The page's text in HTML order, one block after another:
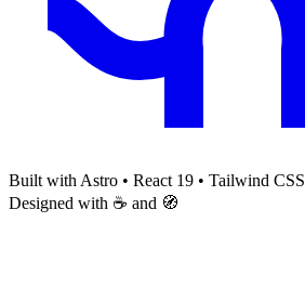
Built with Astro • React 19 • Tailwind CSS
Designed with ☕ and 🧭